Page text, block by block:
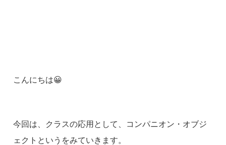
こんにちは😀
今回は、クラスの応用として、コンパニオン・オブジ
ェクトというをみていきます。